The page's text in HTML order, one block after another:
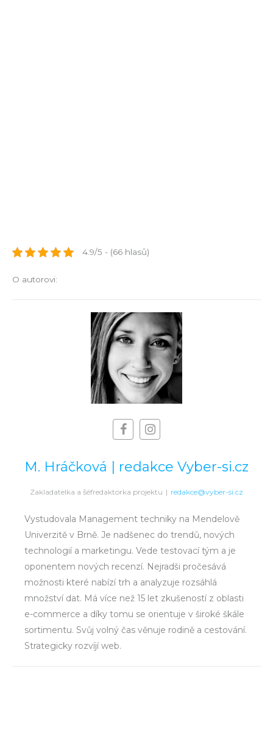
4.9/5 - (66 hlasů)
O autorovi:
M. Hráčková | redakce Vyber-si.cz
Zakladatelka a šéfredaktorka projektu | redakce@vyber-si.cz
Vystudovala Management techniky na Mendelově
Univerzitě v Brně. Je nadšenec do trendů, nových
technologií a marketingu. Vede testovací tým a je
oponentem nových recenzí. Nejradši pročesává
možnosti které nabízí trh a analyzuje rozsáhlá
množství dat. Má více než 15 let zkušeností z oblasti
e-commerce a díky tomu se orientuje v široké škále
sortimentu. Svůj volný čas věnuje rodině a cestování.
Strategicky rozvíjí web.